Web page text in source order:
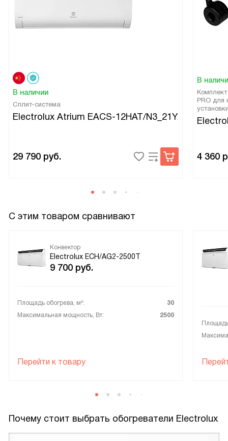
В наличии
Сплит-система
Electrolux Atrium EACS-12HAT/N3_21Y
29 790 руб.
В
PRO для
4 360
С этим товаром сравнивают
Конвектор
Electrolux ECH/AG2-2500T
9 700 руб.
Площадь обогрева, м²:
30
Максимальная мощность, Вт:
2500
Перейти к товару
Почему стоит выбрать обогреватели Electrolux